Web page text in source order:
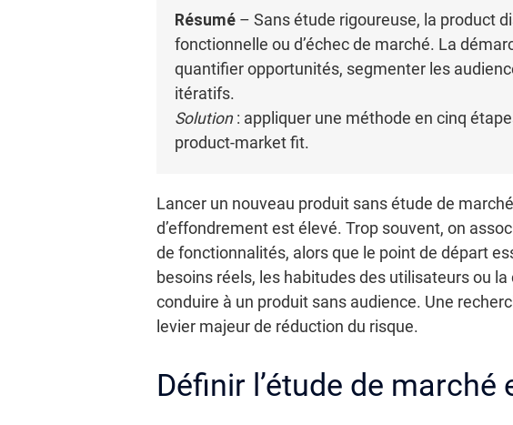
Résumé – Sans étude rigoureuse, la product
fonctionnelle ou d’échec de marché. La
quantifier opportunités, segmenter les
itératifs.
Solution : appliquer une méthode en cinq
product-market fit.
Lancer un nouveau produit sans étude de
d’effondrement est élevé. Trop souvent, on
de fonctionnalités, alors que le point de départ
besoins réels, les habitudes des utilisateurs ou
conduire à un produit sans audience. Une
levier majeur de réduction du risque.
Définir l’étude de